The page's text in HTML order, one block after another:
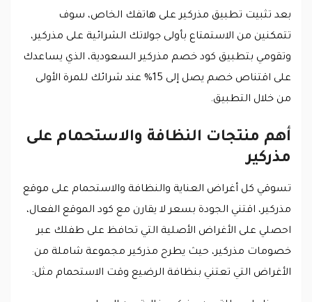
بعد تثبيت تطبيق مذركير على هاتفك الخاص، سوف
تتمكنين من الاستمتاع بأولى جولاتك الشرائية على مذركير،
وتقومي بتطبيق كود خصم مذركير السعودية، الذي يساعدك
على اقتناص خصم يصل إلى 15% عند شرائك للمرة الأولى
من خلال التطبيق.
أهم منتجات النظافة والاستحمام على
مذركير
تسوقي كل أغراض العناية والنظافة والاستحمام على موقع
مذركير، اقتني الجودة بسعر لا يقارن مع كود الموقع الفعال،
احصلي على الأغراض الأصلية التي تحافظ على طفلك عبر
خصومات مذركير، حيث يطرح مذركير مجموعة شاملة من
الأغراض التي تعتني بنظافة الرضيع وقت الاستحمام مثل: